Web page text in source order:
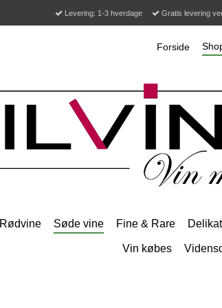
Levering: 1-3 hverdage Gratis levering
Forside
Rødvine Søde vine Fine & Rare
Vin købes